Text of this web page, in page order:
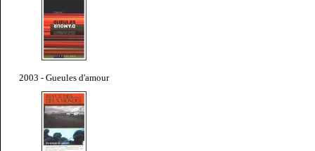
2003 - Gueules d'amour